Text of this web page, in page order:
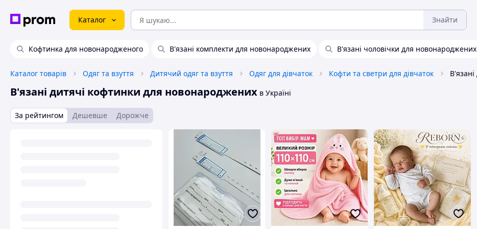
Каталог Знайти
Кофтинка для новонародженого В'язані комплекти для новонароджених В'язані чоловічки для новонароджених
Каталог товарів Одяг та взуття Дитячий одяг та взуття Одяг для дівчаток Кофти та светри для дівчаток
В'язані дитячі кофтинки для новонароджених в Україні
За рейтингом Дешевше Дорожче